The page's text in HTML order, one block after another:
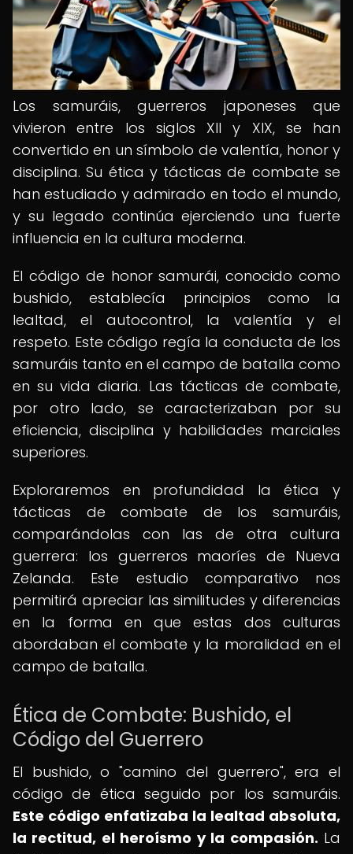
Los samuráis, guerreros japoneses que
vivieron entre los siglos XII y XIX, se han
convertido en un símbolo de valentía, honor y
disciplina. Su ética y tácticas de combate se
han estudiado y admirado en todo el mundo,
y su legado continúa ejerciendo una fuerte
influencia en la cultura moderna.
El código de honor samurái, conocido como
bushido, establecía principios como la
lealtad, el autocontrol, la valentía y el
respeto. Este código regía la conducta de los
samuráis tanto en el campo de batalla como
en su vida diaria. Las tácticas de combate,
por otro lado, se caracterizaban por su
eficiencia, disciplina y habilidades marciales
superiores.
Exploraremos en profundidad la ética y
tácticas de combate de los samuráis,
comparándolas con las de otra cultura
guerrera: los guerreros maoríes de Nueva
Zelanda. Este estudio comparativo nos
permitirá apreciar las similitudes y diferencias
en la forma en que estas dos culturas
abordaban el combate y la moralidad en el
campo de batalla.
Ética de Combate: Bushido, el
Código del Guerrero
El bushido, o "camino del guerrero", era el
código de ética seguido por los samuráis.
Este código enfatizaba la lealtad absoluta,
la rectitud, el heroísmo y la compasión. La